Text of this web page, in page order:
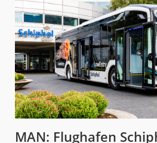
MAN: Flughafen